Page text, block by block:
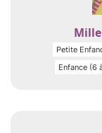
Petite
Enfance (6